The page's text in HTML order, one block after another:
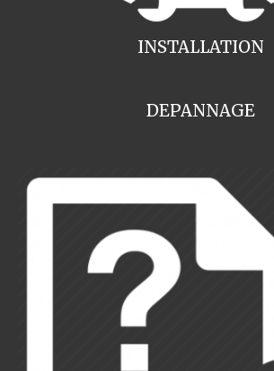
INSTALLATION
DEPANNAGE